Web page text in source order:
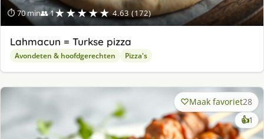
⏱ 70 min👥 1★★★★★ 4.63 (172)
Lahmacun = Turkse pizza
Avondeten & hoofdgerechten Pizza's
Maak favoriet28
👍1